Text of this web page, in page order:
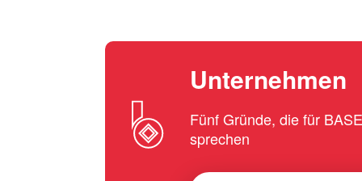
Unternehmen
Fünf Gründe, die für
sprechen